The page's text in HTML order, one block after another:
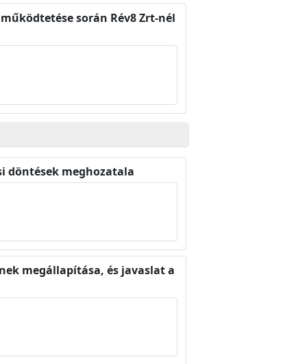
során Rév8 Zrt-nél
döntések meghozatala
megállapítása, és javaslat a